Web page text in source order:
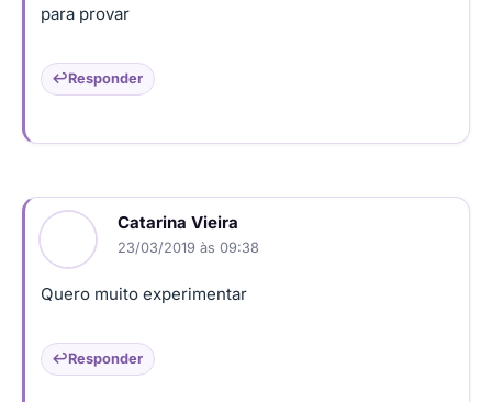
para provar
Responder
Catarina Vieira
23/03/2019 às 09:38
Quero muito experimentar
Responder